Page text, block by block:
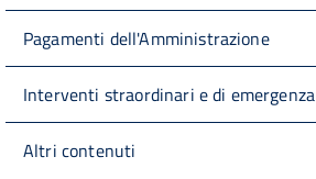
Pagamenti dell'Amministrazione
Interventi straordinari e di emergenza
Altri contenuti